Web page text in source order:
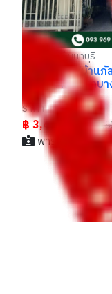
บางใหญ่ นนทบุรี
บ้านเดี่ยว หมู่บ้า
ม่วง สถานีตลาดบ
ราคา
฿ 3,450,000
฿
พาร์ท /